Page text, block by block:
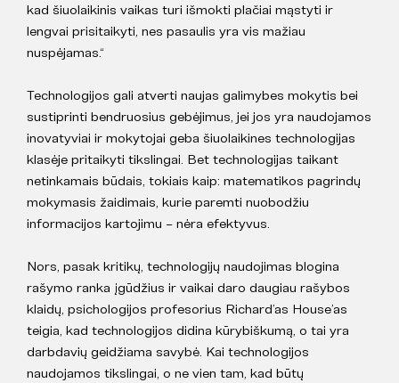
kad šiuolaikinis vaikas turi išmokti plačiai mąstyti ir
lengvai prisitaikyti, nes pasaulis yra vis mažiau
nuspėjamas.“
Technologijos gali atverti naujas galimybes mokytis bei
sustiprinti bendruosius gebėjimus, jei jos yra naudojamos
inovatyviai ir mokytojai geba šiuolaikines technologijas
klasėje pritaikyti tikslingai. Bet technologijas taikant
netinkamais būdais, tokiais kaip: matematikos pagrindų
mokymasis žaidimais, kurie paremti nuobodžiu
informacijos kartojimu – nėra efektyvus.
Nors, pasak kritikų, technologijų naudojimas blogina
rašymo ranka įgūdžius ir vaikai daro daugiau rašybos
klaidų, psichologijos profesorius Richard’as House’as
teigia, kad technologijos didina kūrybiškumą, o tai yra
darbdavių geidžiama savybė. Kai technologijos
naudojamos tikslingai, o ne vien tam, kad būtų